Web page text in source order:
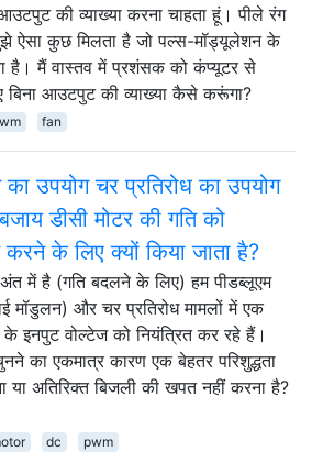
की व्याख्या करना चाहता हूं। पीले रंग
ऐसा कुछ मिलता है जो पल्स-मॉड्यूलेशन के
है। मैं वास्तव में प्रशंसक को कंप्यूटर से
बिना आउटपुट की व्याख्या कैसे करूंगा?
fan
का उपयोग चर प्रतिरोध का उपयोग
डीसी मोटर की गति को
करने के लिए क्यों किया जाता है?
में है (गति बदलने के लिए) हम पीडब्लूएम
मॉडुलन) और चर प्रतिरोध मामलों में एक
के इनपुट वोल्टेज को नियंत्रित कर रहे हैं।
का एकमात्र कारण एक बेहतर परिशुद्धता
या अतिरिक्त बिजली की खपत नहीं करना है?
dc pwm